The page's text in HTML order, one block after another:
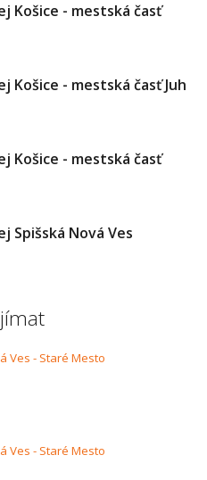
Košice - mestská časť
Košice - mestská časť Juh
Košice - mestská časť
Spišská Nová Ves